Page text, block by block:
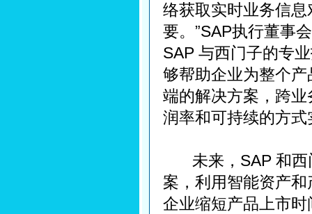
络获取实时业务信
要。”SAP执行董事
SAP 与西门子的专
够帮助企业为整个产
端的解决方案，跨
润率和可持续的方
未来，SAP 和西
案，利用智能资产
企业缩短产品上市